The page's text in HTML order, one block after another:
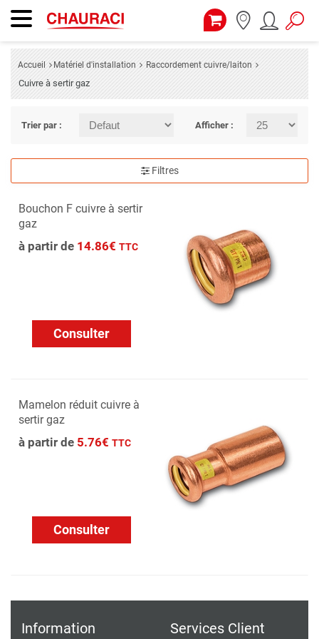
Accueil Matériel d'installation Raccordement cuivre/laiton
Cuivre à sertir gaz
Trier par : Afficher :
Filtres
Bouchon F cuivre à sertir
gaz
à partir de 14.86€ TTC
Consulter
Mamelon réduit cuivre à
sertir gaz
à partir de 5.76€ TTC
Consulter
Information Services Client